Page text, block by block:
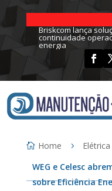
Briskcom lança
continuidade
energia
Home
Elétrica
WEG e Celesc
sobre Eficiência